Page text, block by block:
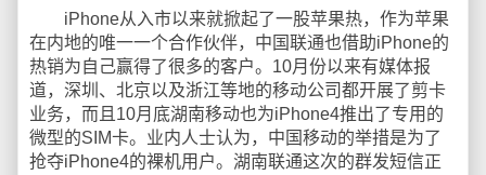
iPhone从入市以来就掀起了一股苹果热，作为苹果
在内地的唯一一个合作伙伴，中国联通也借助iPhone的
热销为自己赢得了很多的客户。10月份以来有媒体报
道，深圳、北京以及浙江等地的移动公司都开展了剪卡
业务，而且10月底湖南移动也为iPhone4推出了专用的
微型的SIM卡。业内人士认为，中国移动的举措是为了
抢夺iPhone4的裸机用户。湖南联通这次的群发短信正